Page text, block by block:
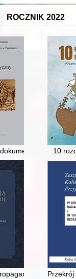
ROCZNIK 2022
: 10
Prasy i
Przekrój